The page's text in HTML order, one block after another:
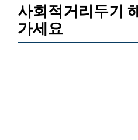
사회적거리두기
가세요